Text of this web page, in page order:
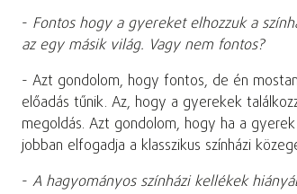
- Fontos hogy a gyereket elhozzuk a
az egy másik világ. Vagy nem fontos?
- Azt gondolom, hogy fontos, de én
előadás tűnik. Az, hogy a gyerekek
megoldás. Azt gondolom, hogy ha a
jobban elfogadja a klasszikus színházi
- A hagyományos színházi kellékek